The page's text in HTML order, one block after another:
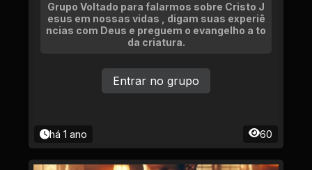
Grupo Voltado para falarmos sobre Cristo J
esus em nossas vidas , digam suas experiê
ncias com Deus e preguem o evangelho a to
da criatura.
há 1 ano 60
Entrar no grupo